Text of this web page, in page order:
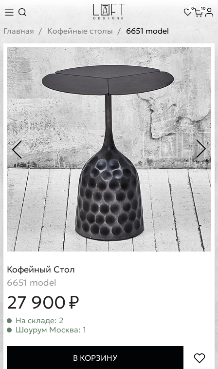
0 10
Главная Кофейные столы 6651 model
Кофейный Стол
6651 model
27 900 ₽
На складе: 2
Шоурум Москва: 1
В КОРЗИНУ